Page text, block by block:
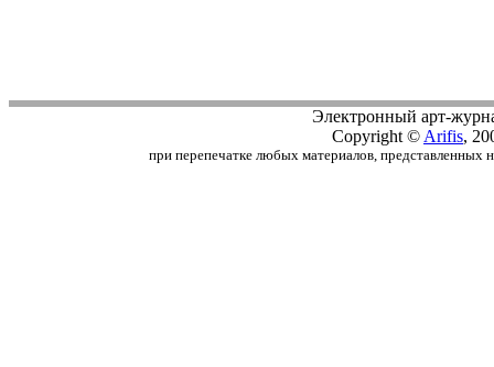
Электронный арт-
Copyright © Arifis,
при перепечатке любых материалов, представленных